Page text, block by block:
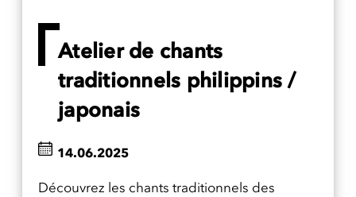
Atelier de chants
traditionnels philippins /
japonais
Découvrez les chants traditionnels des
14.06.2025